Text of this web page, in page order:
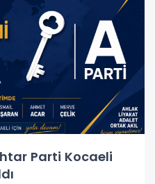
Parti Kocaeli